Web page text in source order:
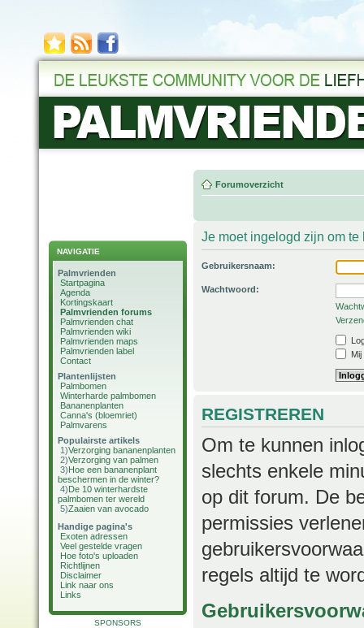
NAVIGATIE
Palmvrienden
Startpagina
Agenda
Kortingskaart
Palmvrienden forums
Palmvrienden chat
Palmvrienden wiki
Palmvrienden maps
Palmvrienden label
Contact
Plantenlijsten
Palmbomen
Winterharde palmbomen
Bananenplanten
Canna's (bloemriet)
Palmvarens
Populairste artikels
1)Verzorging bananenplanten
2)Verzorging van palmen
3)Hoe een bananenplant
beschermen in de winter?
4)De 10 winterhardste
palmbomen ter wereld
5)Zaaien van avocado
Handige pagina's
Exoten adressen
Veel gestelde vragen
Hoe foto's uploaden
Richtlijnen
Disclaimer
Link naar ons
Links
SPONSORS
Forumoverzicht
Je moet ingelogd zijn om
Gebruikersnaam:
Wachtwoord:
REGISTREREN
Om te kunnen
slechts enkele
op dit forum. De
permissies
regels altijd te